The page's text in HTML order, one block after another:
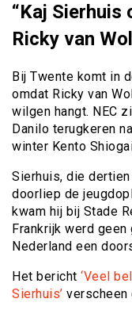
“Kaj Sierhuis
Ricky van
Bij Twente komt in
omdat Ricky van
wilgen hangt. NEC
Danilo terugkeren
winter Kento
Sierhuis, die
doorliep de
kwam hij bij Stade
Frankrijk werd
Nederland een
Het bericht ‘Veel
Sierhuis’